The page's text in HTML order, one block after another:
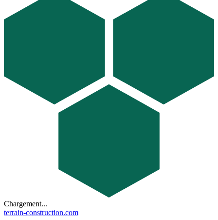
Chargement...
terrain-construction.com